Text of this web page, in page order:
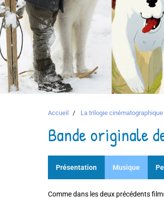
Accueil La trilogie cinématographique
Bande originale
Présentation Musique
Comme dans les deux précédents